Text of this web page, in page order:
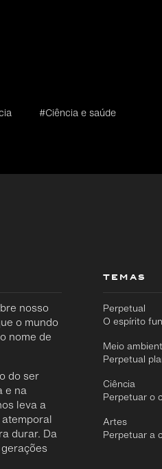
#Ciência e saúde
nosso
o mundo
nome de
do ser
e na
leva a
durar. Da
TEMAS
Perpetual
O espírito
Meio
Perpetual
Ciência
Perpetuar o
Artes
Perpetuar a